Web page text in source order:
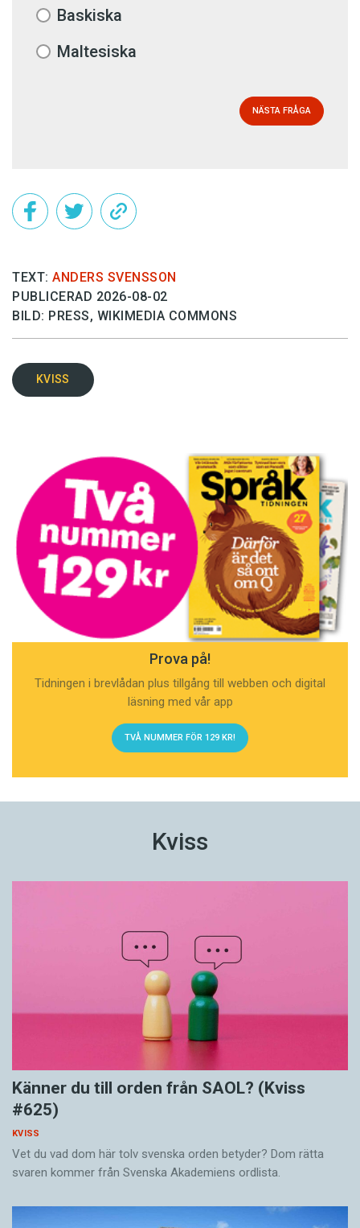
Baskiska
Maltesiska
NÄSTA FRÅGA
TEXT: ANDERS SVENSSON
PUBLICERAD 2026-08-02
BILD: PRESS, WIKIMEDIA COMMONS
KVISS
Prova på!
Tidningen i brevlådan plus tillgång till webben och digital
läsning med vår app
TVÅ NUMMER FÖR 129 KR!
Kviss
Känner du till orden från SAOL? (Kviss
#625)
KVISS
Vet du vad dom här tolv svenska orden betyder? Dom rätta
svaren kommer från Svenska Akademiens ordlista.